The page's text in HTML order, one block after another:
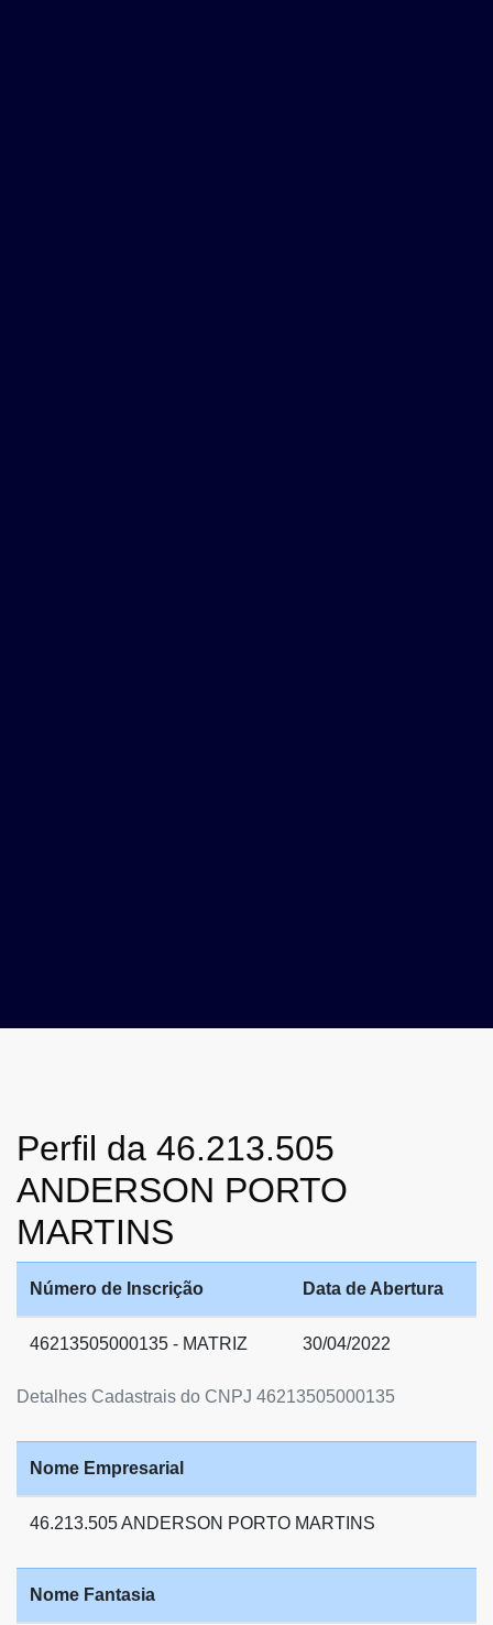
Perfil da 46.213.505
ANDERSON PORTO
MARTINS
Detalhes Cadastrais do CNPJ 46213505000135
Número de Inscrição Data de Abertura
46213505000135 - MATRIZ 30/04/2022
Nome Empresarial
46.213.505 ANDERSON PORTO MARTINS
Nome Fantasia